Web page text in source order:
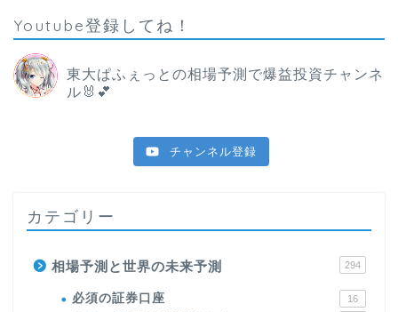
Youtube登録してね！
東大ぱふぇっとの相場予測で爆益投資チャンネ
ル🐰💕
チャンネル登録
カテゴリー
相場予測と世界の未来予測 294
必須の証券口座 16